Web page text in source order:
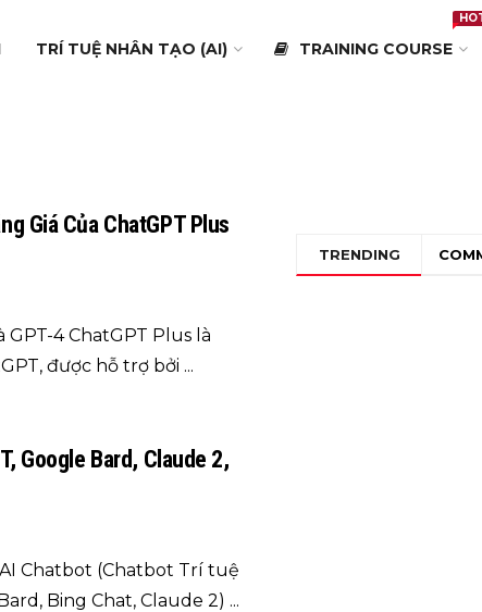
TRÍ TUỆ NHÂN TẠO (AI) TRAINING COURSE
Giá Của ChatGPT Plus
GPT-4 ChatGPT Plus là
được hỗ trợ bởi ...
Google Bard, Claude 2,
Chatbot (Chatbot Trí tuệ
Bing Chat, Claude 2) ...
TRENDING